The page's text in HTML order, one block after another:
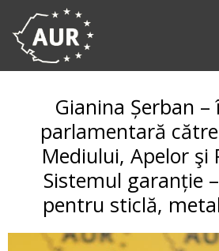
Gianina Șerban
parlamentară
Mediului, Apelor şi
Sistemul garanție
pentru sticlă,